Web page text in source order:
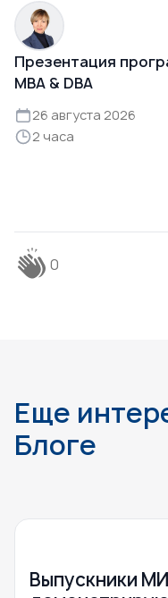
Презентация
MBA & DBA
26 августа 2026
2 часа
0
Еще
Блоге
Выпускники